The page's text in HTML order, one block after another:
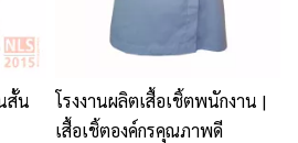
สั้น
โรงงานผลิตเสื้อเชิ้ตพนักงาน |
เสื้อเชิ้ตองค์กรคุณภาพดี